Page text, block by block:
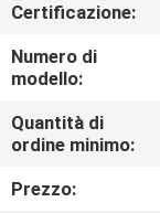
DI
QUALITÀ
Certificazione:
Numero di
modello:
Quantità di
ordine minimo:
Prezzo: